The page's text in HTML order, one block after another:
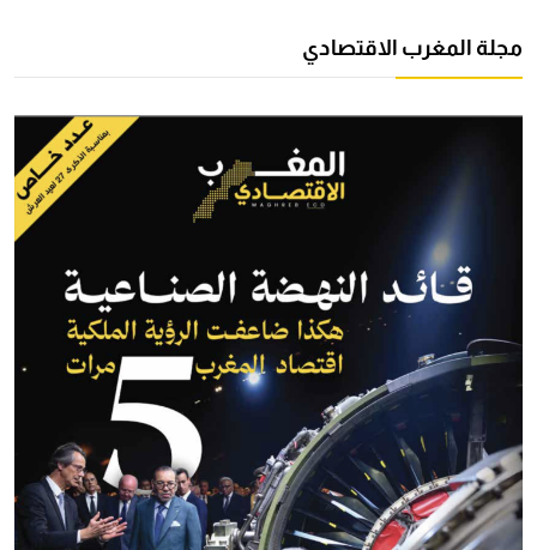
مجلة المغرب الاقتصادي